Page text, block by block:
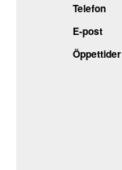
Telefon
E-post
Öppettider